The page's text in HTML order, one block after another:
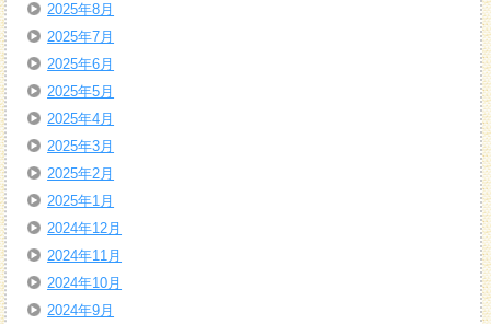
2025年8月
2025年7月
2025年6月
2025年5月
2025年4月
2025年3月
2025年2月
2025年1月
2024年12月
2024年11月
2024年10月
2024年9月